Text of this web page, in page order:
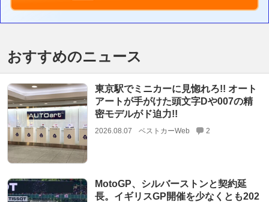
おすすめのニュース
東京駅でミニカーに見惚れろ!! オート
アートが手がけた頭文字Dや007の精
密モデルがド迫力!!
2026.08.07 ベストカーWeb 2
MotoGP、シルバーストンと契約延
長。イギリスGP開催を少なくとも202